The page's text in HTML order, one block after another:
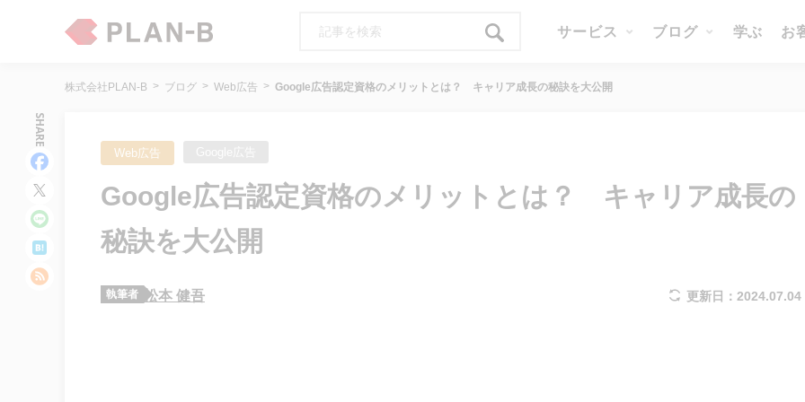
サービス ブログ 学ぶ お
株式会社PLAN-B ブログ Web広告 ​​Google広告認定資格のメリットとは？ キャリア成長の秘訣を大公開
Web広告
​​Google広告認定資格のメリットとは？ キャリア成長の
秘訣を大公開
執筆者 松本 健吾 更新日：2024.07.04
SHARE